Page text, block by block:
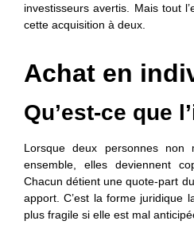
investisseurs avertis. Mais tout
cette acquisition à deux.
Achat en
Qu’est-ce que
Lorsque deux personnes non
ensemble, elles deviennent
Chacun détient une quote-part
apport. C’est la forme juridique
plus fragile si elle est mal